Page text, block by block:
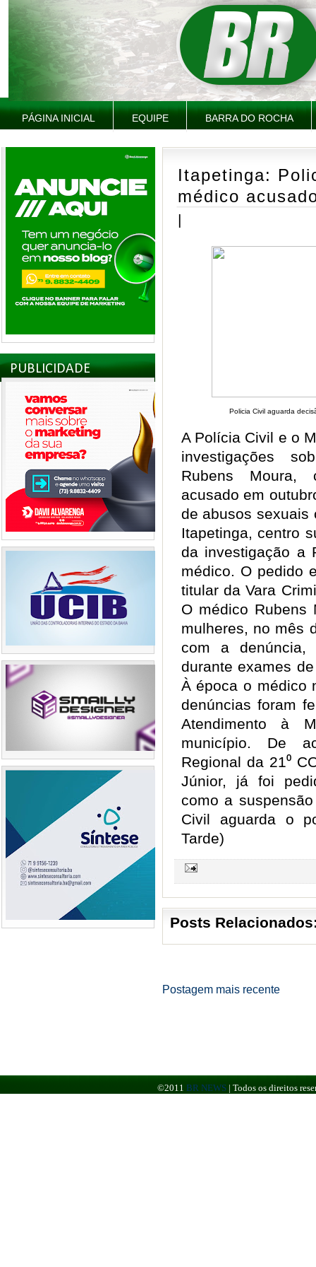
PÁGINA INICIAL EQUIPE BARRA DO ROCHA
PUBLICIDADE
Itapetinga:
médico
|
Policia Civil aguarda
A Polícia Civil e o
investigações
Rubens Moura,
acusado em
de abusos sexuais
Itapetinga, centro
da investigação a
médico. O pedido
titular da Vara
O médico Rubens
mulheres, no mês
com a denúncia,
durante exames
À época o médico
denúncias foram
Atendimento à
município. De
Regional da 21⁰
Júnior, já foi
como a
Civil aguarda o
Tarde)
Posts
Postagem mais recente
©2011 BR NEWS | Todos os direitos